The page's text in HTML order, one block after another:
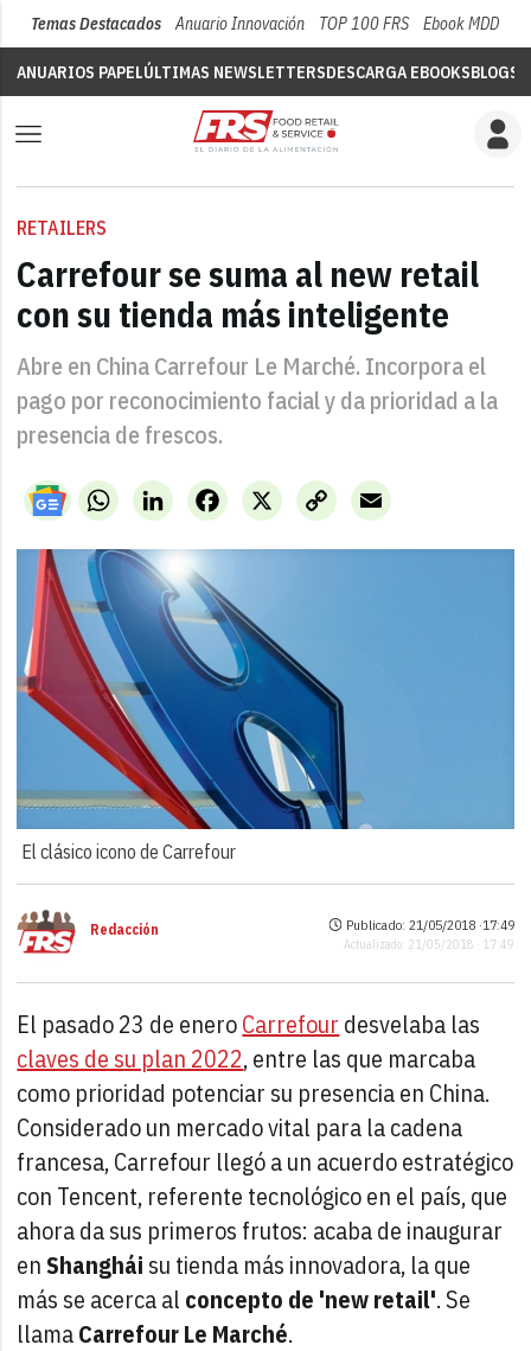
Temas Destacados Anuario Innovación TOP 100 FRS Ebook MDD
ANUARIOS PAPELÚLTIMAS NEWSLETTERSDESCARGA EBOOKSBLOGS
RETAILERS
Carrefour se suma al new retail
con su tienda más inteligente
Abre en China Carrefour Le Marché. Incorpora el
pago por reconocimiento facial y da prioridad a la
presencia de frescos.
WhatsAppLinkedIn X
Facebook
Copy
Link
Email
El clásico icono de Carrefour
Redacción Publicado: 21/05/2018 ·17:49
Actualizado: 21/05/2018 · 17:49
El pasado 23 de eneroCarrefour desvelaba las
claves de su plan 2022, entre las que marcaba
como prioridad potenciar su presencia en China.
Considerado un mercado vital para la cadena
francesa, Carrefour llegó a un acuerdo estratégico
con Tencent, referente tecnológico en el país, que
ahora da sus primeros frutos: acaba de inaugurar
enShanghái su tienda más innovadora, la que
más se acerca al concepto de 'new retail'. Se
llamaCarrefour Le Marché.